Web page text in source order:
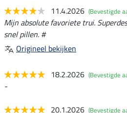
11.4.2026 (Bevestigde
Mijn absolute favoriete trui.
snel pillen. #
Origineel bekijken
18.2.2026 (Bevestigde
-
20.1.2026 (Bevestigde